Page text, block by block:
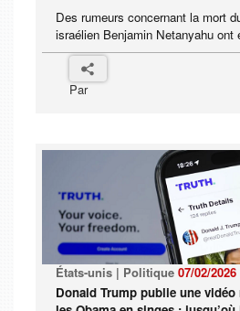
Des rumeurs concernant la mort
israélien Benjamin Netanyahu ont
Par
États-unis | Politique 07/02/2026
Donald Trump publie une vidéo